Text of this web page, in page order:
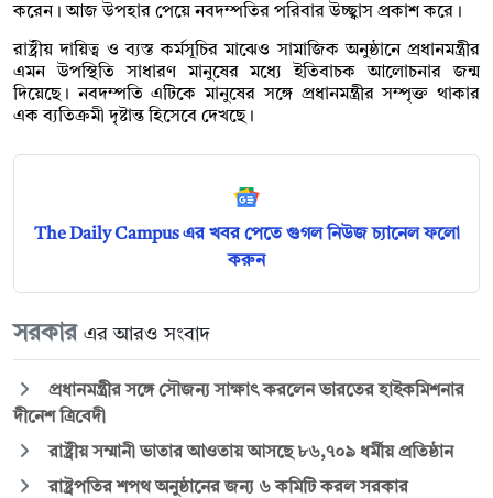
করেন। আজ উপহার পেয়ে নবদম্পতির পরিবার উচ্ছ্বাস প্রকাশ করে।
রাষ্ট্রীয় দায়িত্ব ও ব্যস্ত কর্মসূচির মাঝেও সামাজিক অনুষ্ঠানে প্রধানমন্ত্রীর
এমন উপস্থিতি সাধারণ মানুষের মধ্যে ইতিবাচক আলোচনার জন্ম
দিয়েছে। নবদম্পতি এটিকে মানুষের সঙ্গে প্রধানমন্ত্রীর সম্পৃক্ত থাকার
এক ব্যতিক্রমী দৃষ্টান্ত হিসেবে দেখছে।
The Daily Campus এর খবর পেতে গুগল নিউজ চ্যানেল ফলো
করুন
সরকার এর আরও সংবাদ
প্রধানমন্ত্রীর সঙ্গে সৌজন্য সাক্ষাৎ করলেন ভারতের হাইকমিশনার
দীনেশ ত্রিবেদী
রাষ্ট্রীয় সম্মানী ভাতার আওতায় আসছে ৮৬,৭০৯ ধর্মীয় প্রতিষ্ঠান
রাষ্ট্রপতির শপথ অনুষ্ঠানের জন্য ৬ কমিটি করল সরকার